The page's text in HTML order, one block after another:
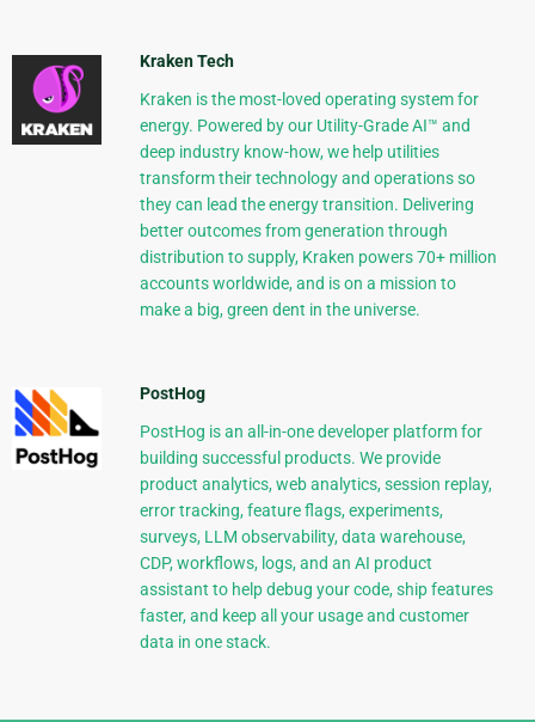
Kraken Tech
Kraken is the most-loved operating system for
energy. Powered by our Utility-Grade AI™ and
deep industry know-how, we help utilities
transform their technology and operations so
they can lead the energy transition. Delivering
better outcomes from generation through
distribution to supply, Kraken powers 70+ million
accounts worldwide, and is on a mission to
make a big, green dent in the universe.
PostHog
PostHog is an all-in-one developer platform for
building successful products. We provide
product analytics, web analytics, session replay,
error tracking, feature flags, experiments,
surveys, LLM observability, data warehouse,
CDP, workflows, logs, and an AI product
assistant to help debug your code, ship features
faster, and keep all your usage and customer
data in one stack.